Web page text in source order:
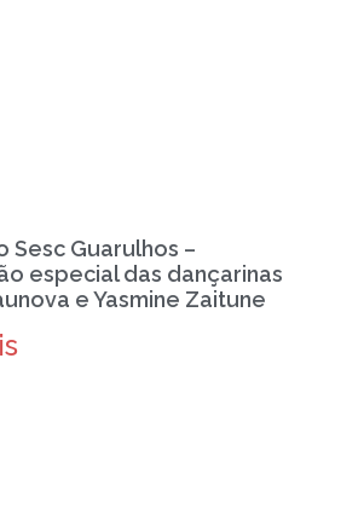
Sesc Guarulhos –
especial das dançarinas
e Yasmine Zaitune